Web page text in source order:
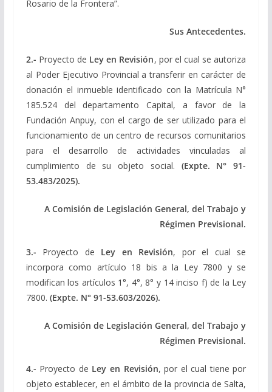
Rosario de la Frontera”.
Sus Antecedentes.
2.- Proyecto de Ley en Revisión, por el cual se autoriza
al Poder Ejecutivo Provincial a transferir en carácter de
donación el inmueble identificado con la Matrícula N°
185.524 del departamento Capital, a favor de la
Fundación Anpuy, con el cargo de ser utilizado para el
funcionamiento de un centro de recursos comunitarios
para el desarrollo de actividades vinculadas al
cumplimiento de su objeto social. (Expte. N° 91-
53.483/2025).
A Comisión de Legislación General, del Trabajo y
Régimen Previsional.
3.- Proyecto de Ley en Revisión, por el cual se
incorpora como artículo 18 bis a la Ley 7800 y se
modifican los artículos 1°, 4°, 8° y 14 inciso f) de la Ley
7800. (Expte. N° 91-53.603/2026).
A Comisión de Legislación General, del Trabajo y
Régimen Previsional.
4.- Proyecto de Ley en Revisión, por el cual tiene por
objeto establecer, en el ámbito de la provincia de Salta,